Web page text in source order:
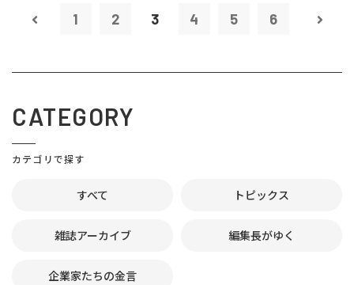
1 2 3 4 5 6
CATEGORY
カテゴリで探す
すべて トピックス
雑誌アーカイブ 編集長がゆく
企業家たちの金言